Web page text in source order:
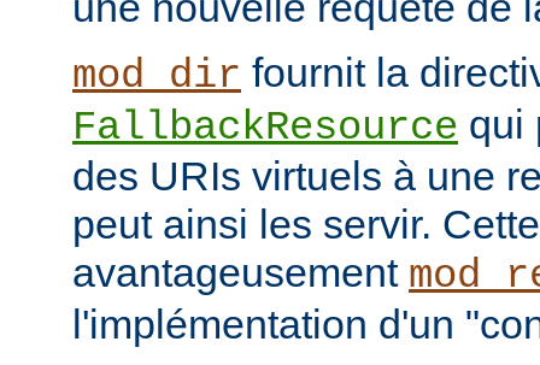
mod_dir fournit la
FallbackResource qui
des URIs virtuels à une
peut ainsi les servir.
avantageusement
l'implémentation d'un